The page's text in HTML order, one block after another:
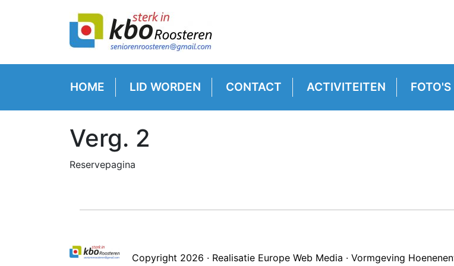
HOME LID WORDEN CONTACT ACTIVITEITEN FOTO'S
Verg. 2
Reservepagina
Copyright 2026 · Realisatie Europe Web Media · Vormgeving